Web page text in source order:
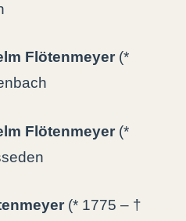
Flötenmeyer (*
Flötenmeyer (*
(* 1775 – †